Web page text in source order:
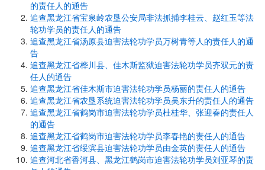
的责任人的通告
追查黑龙江省宝泉岭农垦公安局非法抓捕李桂云、赵红玉等法
轮功学员的责任人的通告
追查黑龙江省汤原县迫害法轮功学员万树青等人的责任人的通
告
追查黑龙江省桦川县、佳木斯监狱迫害法轮功学员齐双元的责
任人的通告
追查黑龙江省佳木斯市迫害法轮功学员杨丽的责任人的通告
追查黑龙江省农垦系统迫害法轮功学员吴东升的责任人的通告
追查黑龙江省鹤岗市迫害法轮功学员杜桂华、张迎春的责任人
的通告
追查黑龙江省鹤岗市迫害法轮功学员李春艳的责任人的通告
追查黑龙江省绥滨县迫害法轮功学员由金英的责任人的通告
追查河北省香河县、黑龙江鹤岗市迫害法轮功学员刘亚琴的责